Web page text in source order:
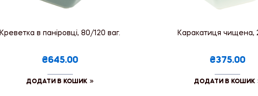
Креветка в паніровці, 80/120 ваг.
₴645.00
ДОДАТИ В КОШИК
Каракатиця чищена,
₴375.00
ДОДАТИ В КОШИК